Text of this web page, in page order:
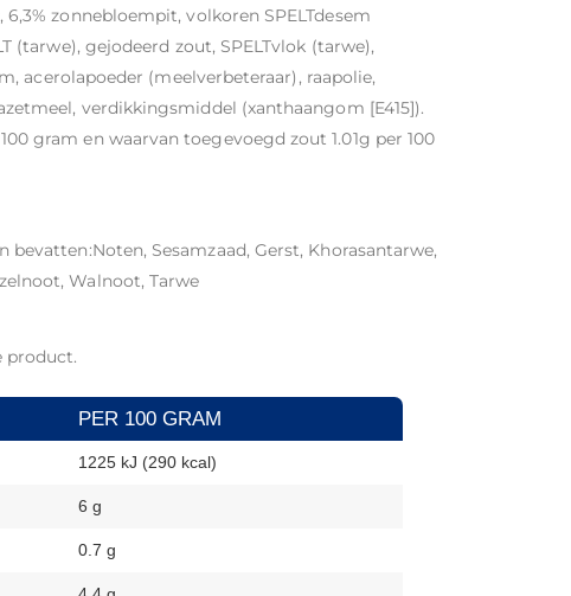
zonnebloempit, volkoren SPELTdesem
(tarwe), gejodeerd zout, SPELTvlok (tarwe),
acerolapoeder (meelverbeteraar), raapolie,
verdikkingsmiddel (xanthaangom [E415]).
gram en waarvan toegevoegd zout 1.01g per 100
bevatten:Noten, Sesamzaad, Gerst, Khorasantarwe,
Walnoot, Tarwe
product.
PER 100 GRAM
1225 kJ (290 kcal)
6 g
0.7 g